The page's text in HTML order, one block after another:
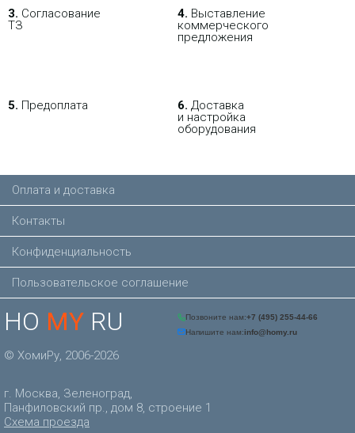
3. Согласование
ТЗ
4. Выставление
коммерческого
предложения
5. Предоплата 6. Доставка
и настройка
оборудования
HO MY RU
© ХомиРу, 2006-2026
г. Москва, Зеленоград,
Панфиловский пр., дом 8, строение 1
Схема проезда
Оплата и доставка
Контакты
Конфиденциальность
Пользовательское соглашение